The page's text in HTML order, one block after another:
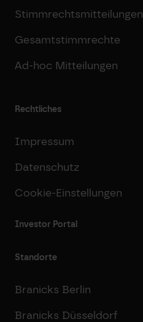
Stimmrechtsmitteilungen
Gesamtstimmrechte
Ad-hoc Mitteilungen
Rechtliches
Impressum
Datenschutz
Cookie-Einstellungen
Investor Portal
Standorte
Branicks Berlin
Branicks Düsseldorf